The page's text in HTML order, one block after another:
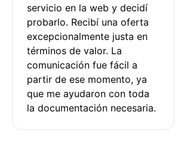
servicio en la web y decidí
probarlo. Recibí una oferta
excepcionalmente justa en
términos de valor. La
comunicación fue fácil a
partir de ese momento, ya
que me ayudaron con toda
la documentación necesaria.